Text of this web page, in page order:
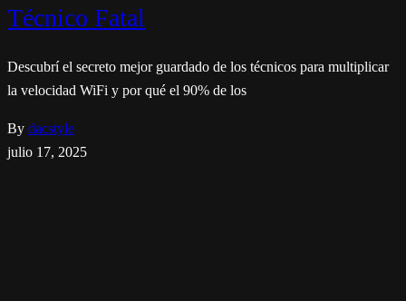
Técnico Fatal
Descubrí el secreto mejor guardado de los técnicos para multiplicar
la velocidad WiFi y por qué el 90% de los
By dacstyle
julio 17, 2025